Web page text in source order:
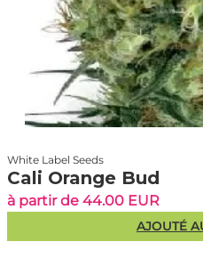
White Label Seeds
Cali Orange Bud
à partir de 44.00 EUR
AJOUTÉ